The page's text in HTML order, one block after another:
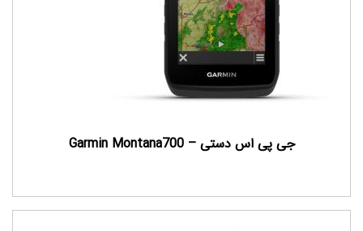
جی پی اس دستی – Garmin Montana700